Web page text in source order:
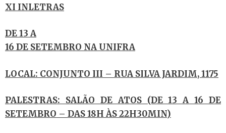
XI INLETRAS
DE 13 A
16 DE SETEMBRO NA UNIFRA
LOCAL: CONJUNTO III – RUA SILVA JARDIM, 1175
PALESTRAS: SALÃO DE ATOS (DE 13 A 16 DE
SETEMBRO – DAS 18H ÀS 22H30MIN)